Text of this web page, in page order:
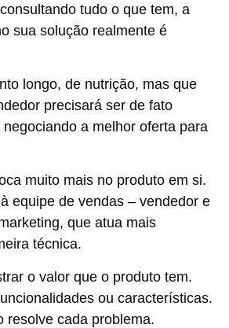
tudo o que tem, a
sua solução realmente é
longo, de nutrição, mas que
precisará ser de fato
a melhor oferta para
muito mais no produto em si.
equipe de vendas – vendedor e
que atua mais
técnica.
o valor que o produto tem.
ou características.
resolve cada problema.